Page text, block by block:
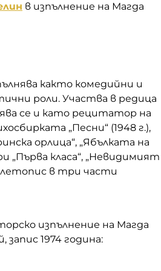
в изпълнение на Магда
както комедийни и
роли. Участва в редица
се и като рецитатор на
„Песни“ (1948 г.),
орлица“, „Ябълката на
класа“, „Невидимият
в три части
изпълнение на Магда
запис 1974 година: